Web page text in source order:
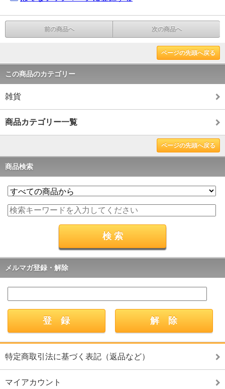
前の商品へ 次の商品へ
ページの先頭へ戻る
この商品のカテゴリー
雑貨
商品カテゴリー一覧
ページの先頭へ戻る
商品検索
メルマガ登録・解除
特定商取引法に基づく表記（返品など）
マイアカウント